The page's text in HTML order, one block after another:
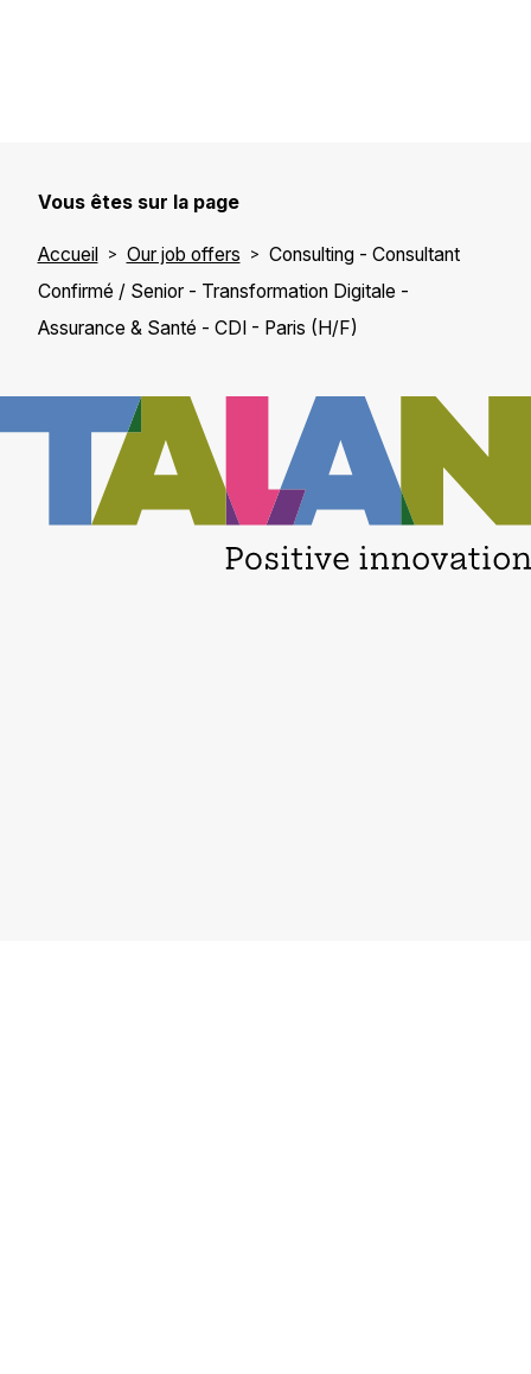
Vous êtes sur la page
Accueil Our job offers
Consulting - Consultant
Confirmé / Senior - Transformation Digitale -
Assurance & Santé - CDI - Paris (H/F)